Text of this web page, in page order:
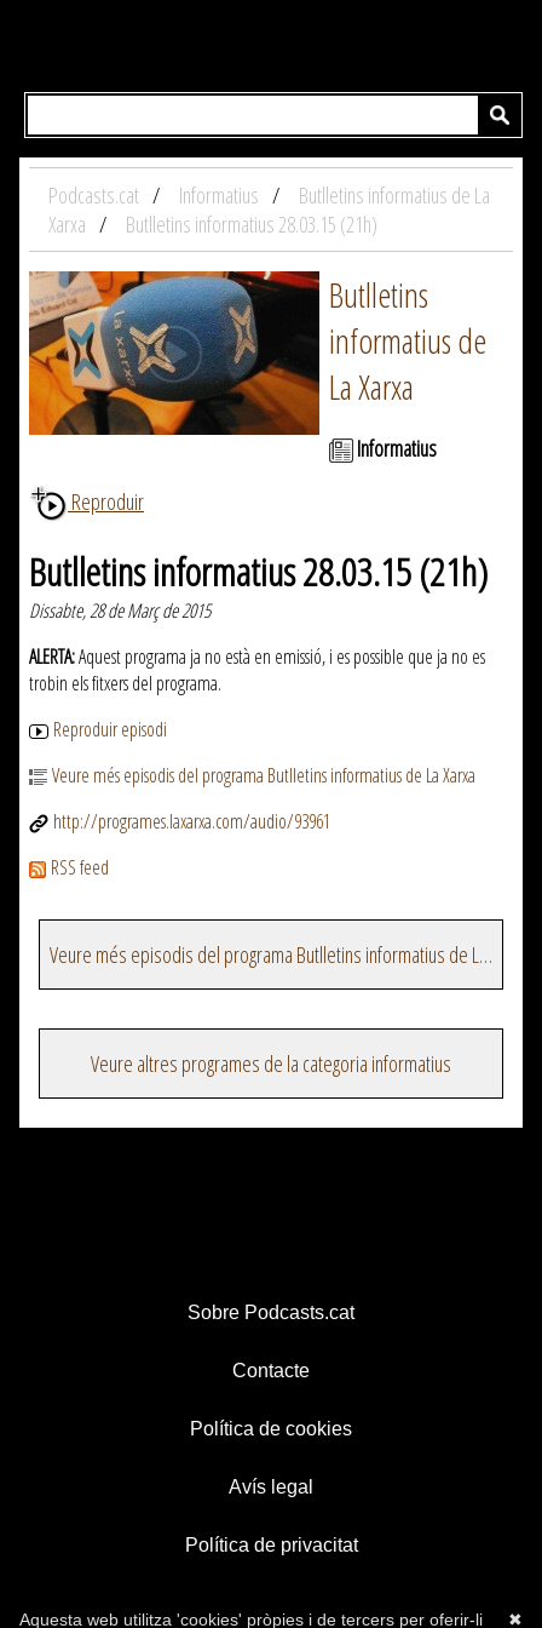
Podcasts.cat Informatius
Butlletins informatius de La
Xarxa
Butlletins informatius 28.03.15 (21h)
Butlletins
informatius de
La Xarxa
Informatius
Reproduir
Butlletins informatius 28.03.15 (21h)
Dissabte, 28 de Març de 2015
ALERTA:Aquest programa ja no està en emissió, i es possible que ja no es
trobin els fitxers del programa.
Reproduir episodi
Veure més episodis del programa Butlletins informatius de La Xarxa
http://programes.laxarxa.com/audio/93961
RSS feed
Veure més episodis del programa Butlletins informatius de La Xarxa
Veure altres programes de la categoria informatius
Sobre Podcasts.cat
Contacte
Política de cookies
Avís legal
Política de privacitat
✖
Aquesta web utilitza 'cookies' pròpies i de tercers per oferir-li